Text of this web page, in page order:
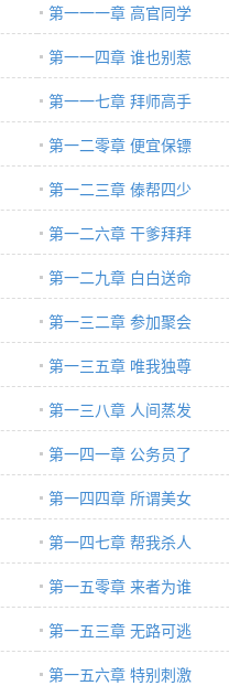
第一一一章 高官同学
第一一四章 谁也别惹
第一一七章 拜师高手
第一二零章 便宜保镖
第一二三章 傣帮四少
第一二六章 干爹拜拜
第一二九章 白白送命
第一三二章 参加聚会
第一三五章 唯我独尊
第一三八章 人间蒸发
第一四一章 公务员了
第一四四章 所谓美女
第一四七章 帮我杀人
第一五零章 来者为谁
第一五三章 无路可逃
第一五六章 特别刺激